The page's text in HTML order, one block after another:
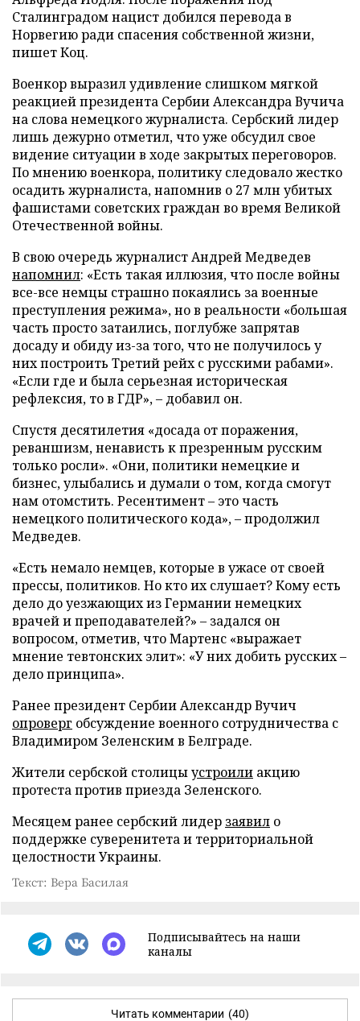
Сталинградом нацист добился перевода в
Норвегию ради спасения собственной жизни,
пишет Коц.
Военкор выразил удивление слишком мягкой
реакцией президента Сербии Александра Вучича
на слова немецкого журналиста. Сербский лидер
лишь дежурно отметил, что уже обсудил свое
видение ситуации в ходе закрытых переговоров.
По мнению военкора, политику следовало жестко
осадить журналиста, напомнив о 27 млн убитых
фашистами советских граждан во время Великой
Отечественной войны.
В свою очередь журналист Андрей Медведев
напомнил: «Есть такая иллюзия, что после войны
все-все немцы страшно покаялись за военные
преступления режима», но в реальности «большая
часть просто затаились, поглубже запрятав
досаду и обиду из-за того, что не получилось у
них построить Третий рейх с русскими рабами».
«Если где и была серьезная историческая
рефлексия, то в ГДР», – добавил он.
Спустя десятилетия «досада от поражения,
реваншизм, ненависть к презренным русским
только росли». «Они, политики немецкие и
бизнес, улыбались и думали о том, когда смогут
нам отомстить. Ресентимент – это часть
немецкого политического кода», – продолжил
Медведев.
«Есть немало немцев, которые в ужасе от своей
прессы, политиков. Но кто их слушает? Кому есть
дело до уезжающих из Германии немецких
врачей и преподавателей?» – задался он
вопросом, отметив, что Мартенс «выражает
мнение тевтонских элит»: «У них добить русских –
дело принципа».
Ранее президент Сербии Александр Вучич
опроверг обсуждение военного сотрудничества с
Владимиром Зеленским в Белграде.
Жители сербской столицыустроили акцию
протеста против приезда Зеленского.
Месяцем ранее сербский лидер заявил о
поддержке суверенитета и территориальной
целостности Украины.
Текст: Вера Басилая
Подписывайтесь на наши
каналы
Читать комментарии (40)